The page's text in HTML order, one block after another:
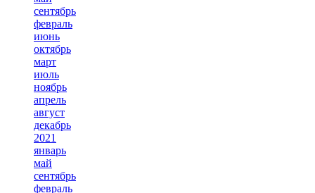
сентябрь
февраль
июнь
октябрь
март
июль
ноябрь
апрель
август
декабрь
2021
январь
май
сентябрь
февраль